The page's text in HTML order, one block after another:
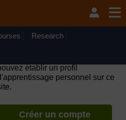
unavailable on Wednesday 12
10.30am (GMT) due to routine
Research
établir un profil
personnel sur ce
Créer un compte